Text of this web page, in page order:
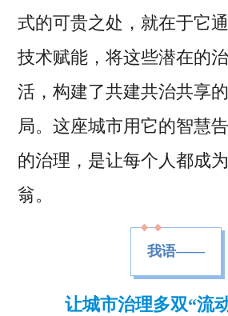
式的可贵之处，就在于它
技术赋能，将这些潜在的
活，构建了共建共治共享
局。这座城市用它的智慧
的治理，是让每个人都成
翁。
我语——
让城市治理多双“流